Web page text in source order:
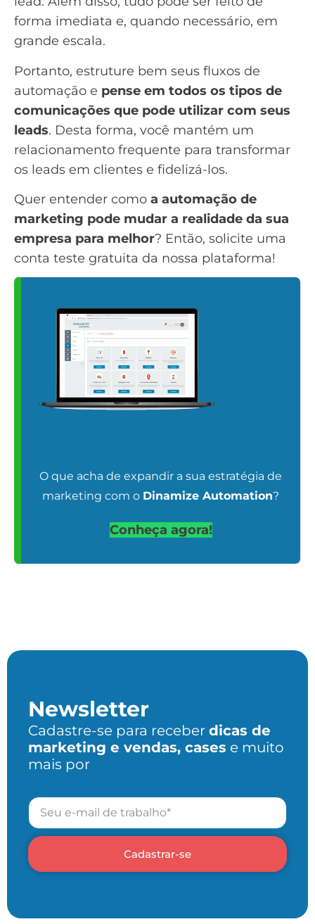
forma imediata e, quando necessário, em
grande escala.
Portanto, estruture bem seus fluxos de
automação e pense em todos os tipos de
comunicações que pode utilizar com seus
leads. Desta forma, você mantém um
relacionamento frequente para transformar
os leads em clientes e fidelizá-los.
Quer entender como a automação de
marketing pode mudar a realidade da sua
empresa para melhor? Então, solicite uma
conta teste gratuita da nossa plataforma!
O que acha de expandir a sua estratégia de
marketing com o Dinamize Automation?
Conheça agora!
Newsletter
Cadastre-se para receber dicas de
marketing e vendas, cases e muito
mais por
Cadastrar-se